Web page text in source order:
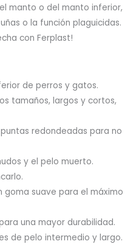
manto o del manto inferior,
o la función plaguicidas.
con Ferplast!
de perros y gatos.
tamaños, largos y cortos,
redondeadas para no
y el pelo muerto.
goma suave para el máximo
una mayor durabilidad.
de pelo intermedio y largo.